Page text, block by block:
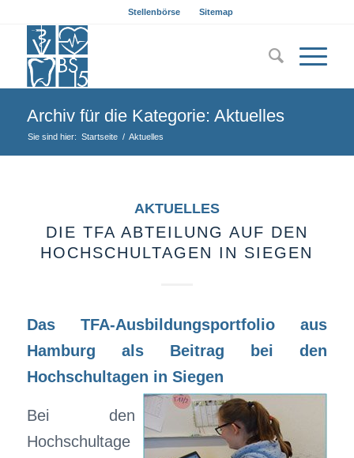
Stellenbörse Sitemap
Archiv für die Kategorie: Aktuelles
Sie sind hier: Startseite / Aktuelles
AKTUELLES
DIE TFA ABTEILUNG AUF DEN
HOCHSCHULTAGEN IN SIEGEN
Das TFA-Ausbildungsportfolio aus
Hamburg als Beitrag bei den
Hochschultagen in Siegen
Bei den
Hochschultage